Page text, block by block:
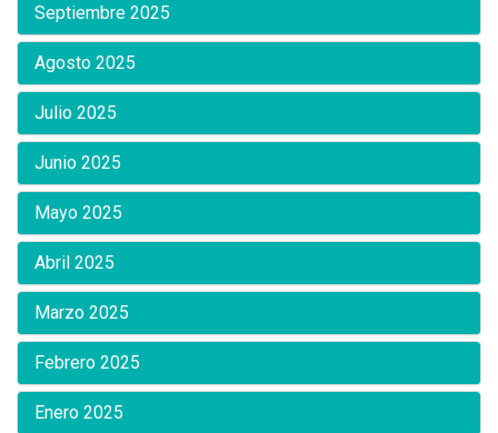
Septiembre 2025
Agosto 2025
Julio 2025
Junio 2025
Mayo 2025
Abril 2025
Marzo 2025
Febrero 2025
Enero 2025